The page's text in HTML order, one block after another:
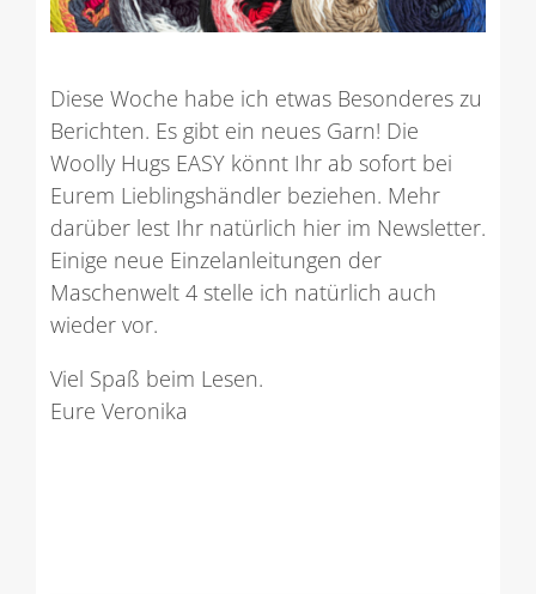
Diese Woche habe ich etwas Besonderes zu
Berichten. Es gibt ein neues Garn! Die
Woolly Hugs EASY könnt Ihr ab sofort bei
Eurem Lieblingshändler beziehen. Mehr
darüber lest Ihr natürlich hier im Newsletter.
Einige neue Einzelanleitungen der
Maschenwelt 4 stelle ich natürlich auch
wieder vor.
Viel Spaß beim Lesen.
Eure Veronika